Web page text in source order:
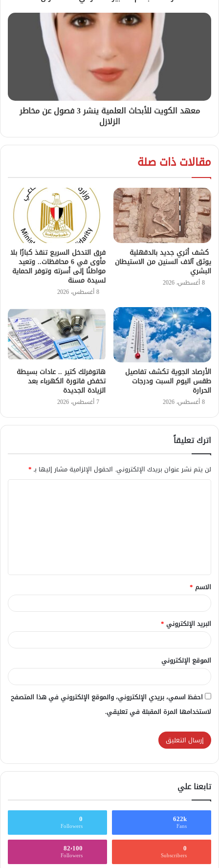
معهد الكويت للأبحاث العلمية ينشر 3 فصول عن مخاطر
الزلازل
مقالات ذات صلة
كشف أثري جديد بالدقهلية
يوثق آلاف السنين من الاستيطان
البشري
8 أغسطس، 2026
فرق التدخل السريع تنقذ كبارًا بلا
مأوى في 6 محافظات.. وتعيد
مواطنًا إلى أسرته وتوفر الحماية
لسيدة مسنة
8 أغسطس، 2026
الأرصاد الجوية تكشف تفاصيل
طقس اليوم السبت ودرجات
الحرارة
8 أغسطس، 2026
هاتوفرلك كتير .. عادات بسيطة
تخفض فاتورة الكهرباء بعد
الزيادة الجديدة
7 أغسطس، 2026
اترك تعليقاً
لن يتم نشر عنوان بريدك الإلكتروني. الحقول الإلزامية مشار إليها بـ*
ق
*
الاسم *
البريد الإلكتروني *
الموقع الإلكتروني
احفظ اسمي، بريدي الإلكتروني، والموقع الإلكتروني في هذا المتصفح
لاستخدامها المرة المقبلة في تعليقي.
تابعنا علي
622k
Fans
0
Followers
0
Subscribers
82٬100
Followers